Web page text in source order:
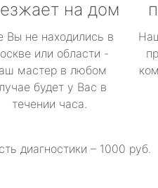
на дом
Вы не находились в
или области -
мастер в любом
будет у Вас в
течении часа.
диагностики – 1000 руб.